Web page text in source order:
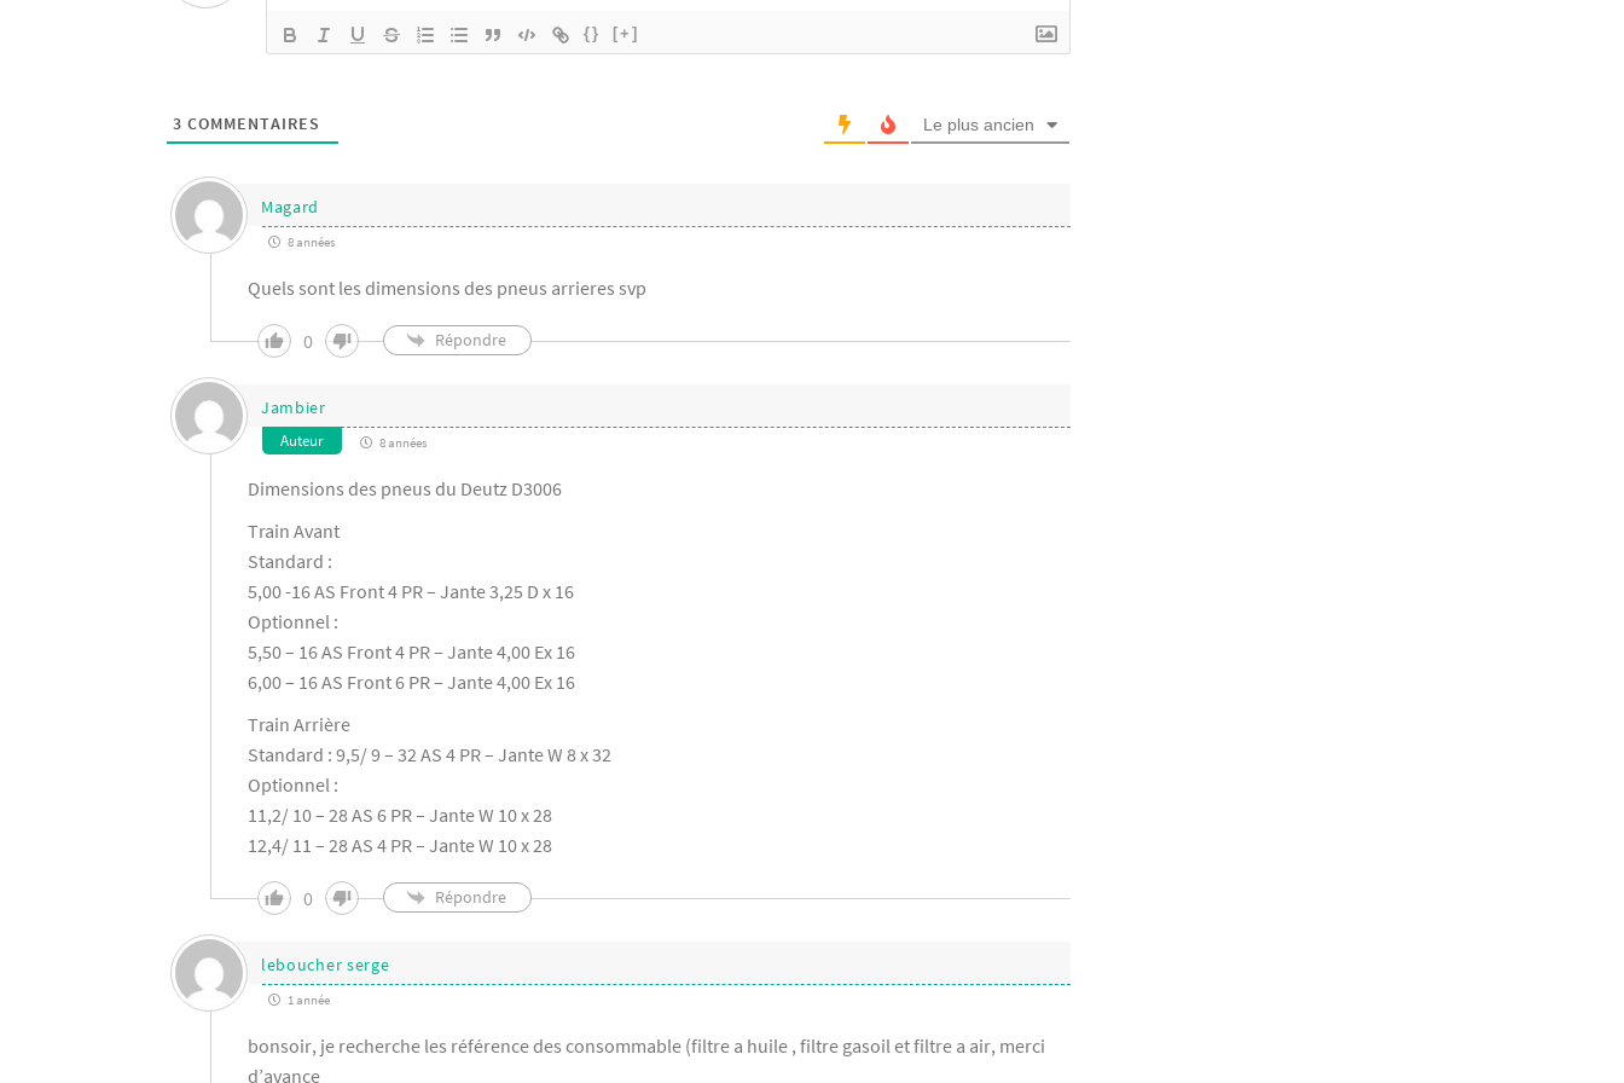
{} [+]
3 COMMENTAIRES Le plus ancien
Magard
8 années
Quels sont les dimensions des pneus arrieres svp
0 Répondre
Jambier
Auteur 8 années
Dimensions des pneus du Deutz D3006
Train Avant
Standard :
5,00 -16 AS Front 4 PR – Jante 3,25 D x 16
Optionnel :
5,50 – 16 AS Front 4 PR – Jante 4,00 Ex 16
6,00 – 16 AS Front 6 PR – Jante 4,00 Ex 16
Train Arrière
Standard : 9,5/ 9 – 32 AS 4 PR – Jante W 8 x 32
Optionnel :
11,2/ 10 – 28 AS 6 PR – Jante W 10 x 28
12,4/ 11 – 28 AS 4 PR – Jante W 10 x 28
0 Répondre
leboucher serge
1 année
bonsoir, je recherche les référence des consommable (filtre a huile , filtre gasoil et filtre a air, merci
d’avance